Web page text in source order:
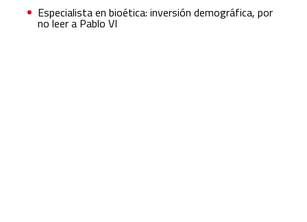
Especialista en bioética: inversión demográfica, por
no leer a Pablo VI